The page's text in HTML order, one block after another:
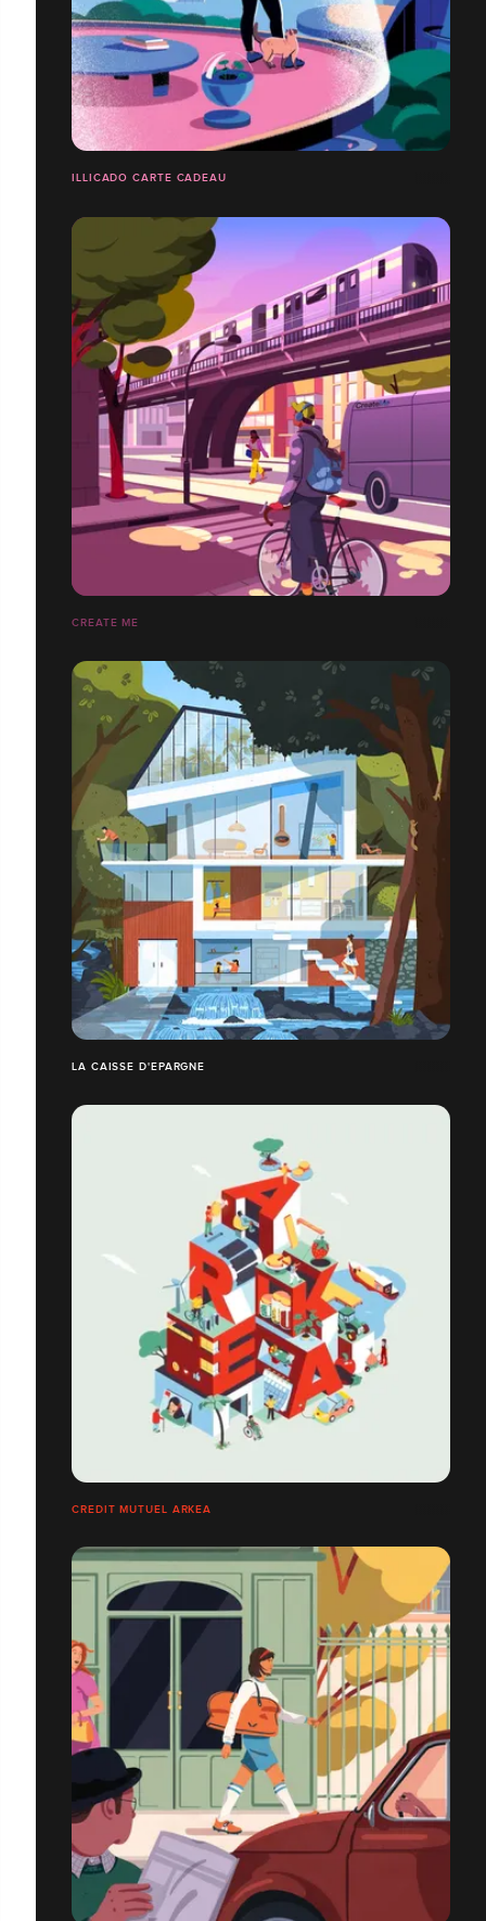
ILLICADO CARTE CADEAU
CREATE ME
LA CAISSE D'EPARGNE
CREDIT MUTUEL ARKEA